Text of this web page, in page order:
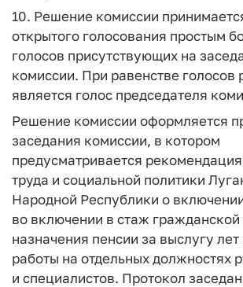
10. Решение комиссии
открытого голосования простым
голосов присутствующих на
комиссии. При равенстве
является голос председателя
Решение комиссии оформляется
заседания комиссии, в котором
предусматривается
труда и социальной политики
Народной Республики о
во включении в стаж
назначения пенсии за выслугу
работы на отдельных должностях
и специалистов. Протокол